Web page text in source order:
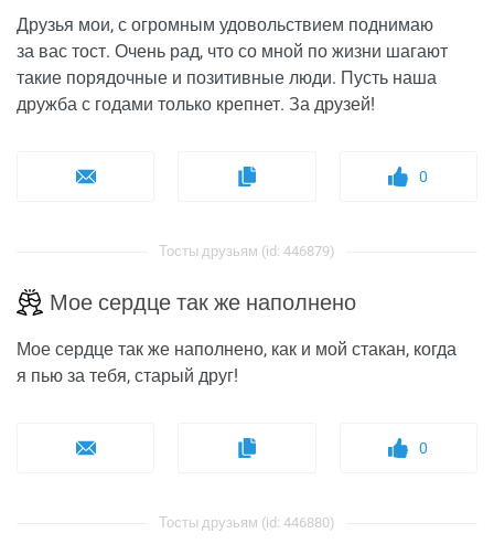
Друзья мои, с огромным удовольствием поднимаю
за вас тост. Очень рад, что со мной по жизни шагают
такие порядочные и позитивные люди. Пусть наша
дружба с годами только крепнет. За друзей!
0
Тосты друзьям (id: 446879)
Мое сердце так же наполнено
Мое сердце так же наполнено, как и мой стакан, когда
я пью за тебя, старый друг!
0
Тосты друзьям (id: 446880)